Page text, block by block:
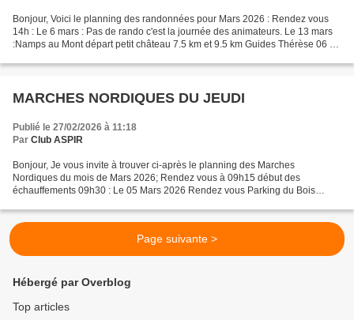
Bonjour, Voici le planning des randonnées pour Mars 2026 : Rendez vous
14h : Le 6 mars : Pas de rando c'est la journée des animateurs. Le 13 mars
:Namps au Mont départ petit château 7.5 km et 9.5 km Guides Thérèse 06 14
MARCHES NORDIQUES DU JEUDI
Publié le 27/02/2026 à 11:18
Par Club ASPIR
Bonjour, Je vous invite à trouver ci-après le planning des Marches
Nordiques du mois de Mars 2026; Rendez vous à 09h15 début des
échauffements 09h30 : Le 05 Mars 2026 Rendez vous Parking du Bois
Page suivante >
Hébergé par Overblog
Top articles